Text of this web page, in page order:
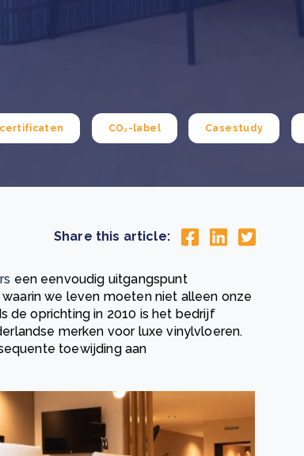
Drie stappen die het herstel van Kenia’s bossen
versnellen
certificaten CO₂-label Casestudy
Share this article:
een eenvoudig uitgangspunt
we leven moeten niet alleen onze
de oprichting in 2010 is het bedrijf
merken voor luxe vinylvloeren.
toewijding aan